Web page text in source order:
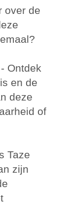
over de
- Ontdek
en de
deze
of
Taze
zijn